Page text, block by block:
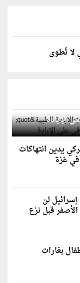
لا تُطوى
الطبية"
الإبادة
يدين انتهاكات
في غزة
لن
قبل نزع
منهم 3 أطفال بغارات